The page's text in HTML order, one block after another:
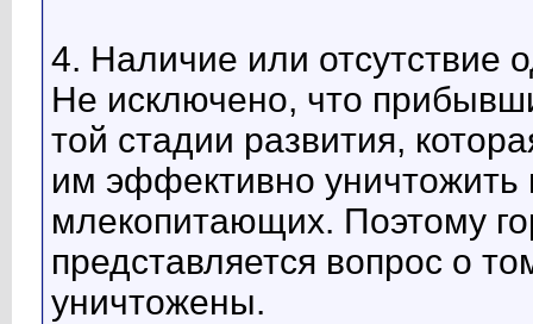
4. Наличие или
Не исключено, что
той стадии развития,
им эффективно
млекопитающих. Поэтому
представляется вопрос о
уничтожены.